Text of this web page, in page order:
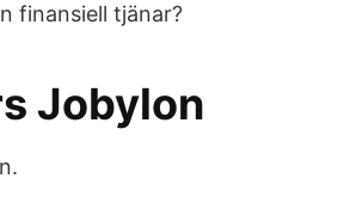
finansiell tjänar?
Jobylon